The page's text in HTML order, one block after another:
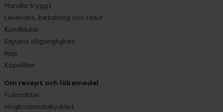
Handla tryggt
Leverans, betalning och retur
Kundklubb
Sajtens tillgänglighet
App
Köpvillkor
Om recept och läkemedel
Fullmakter
Högkostnadsskyddet